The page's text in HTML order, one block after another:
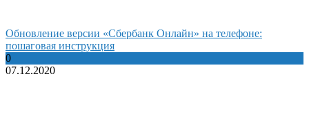
Обновление версии «Сбербанк Онлайн» на телефоне:
пошаговая инструкция
0
07.12.2020